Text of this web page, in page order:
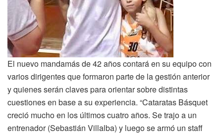
El nuevo mandamás de 42 años contará en su equipo con
varios dirigentes que formaron parte de la gestión anterior
y quienes serán claves para orientar sobre distintas
cuestiones en base a su experiencia. “Cataratas Básquet
creció mucho en los últimos cuatro años. Se trajo a un
entrenador (Sebastián Villalba) y luego se armó un staff